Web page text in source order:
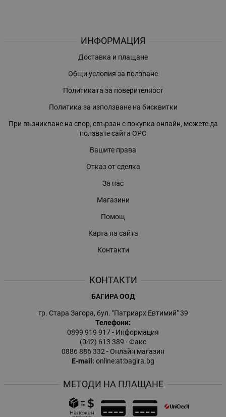
ИНФОРМАЦИЯ
Доставка и плащане
Общи условия за ползване
Политиката за поверителност
Политика за използване на бисквитки
При възникване на спор, свързан с покупка онлайн, можете да
ползвате сайта ОРС
Вашите права
Отказ от сделка
За нас
Магазини
Помощ
Карта на сайта
Контакти
КОНТАКТИ
БАГИРА ООД
гр. Стара Загора, бул. "Патриарх Евтимий" 39
Телефони:
0899 919 917- Информация
(042) 613 389 - Факс
0886 886 332- Онлайн магазин
E-mail: online:at:bagira.bg
МЕТОДИ НА ПЛАЩАНЕ